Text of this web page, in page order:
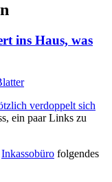
ins Haus, was
verdoppelt sich
ein paar Links zu
Inkassobüro folgendes